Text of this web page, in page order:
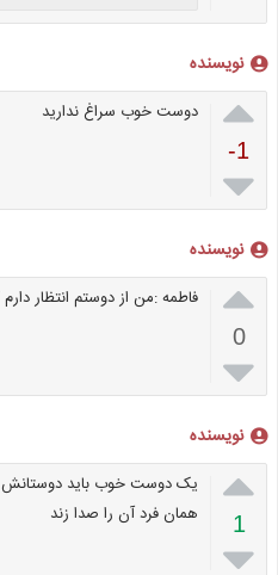
نویسنده

-1

دوست خوب سراغ ندارید
نویسنده

0

فاطمه :من از دوستم انتظار
نویسنده

1

یک دوست خوب باید دوستانش
همان فرد آن را صدا زند